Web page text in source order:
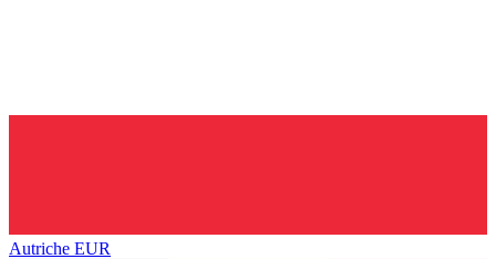
Autriche EUR